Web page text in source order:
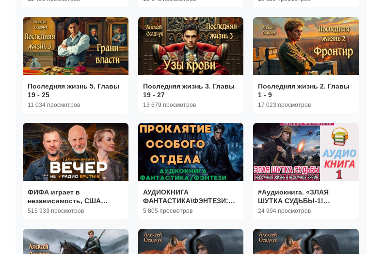
Последняя жизнь 5. Главы
19 - 25
11 034 просмотров
Последняя жизнь 3. Главы
19 - 27
13 679 просмотров
Последняя жизнь 2. Главы
1 - 9
17 023 просмотров
ФИФА играет в
независимость, США
снимают санкции с Турции
515 933 просмотров
АУДИОКНИГА
ФАНТАСТИКА\ФЭНТЕЗИ:
ПРОКЛЯТИЕ ОСОБОГО
5 805 просмотров
#Аудиокнига. «ЗЛАЯ
ШУТКА СУДЬБЫ-1!
Нескучная жизнь в
24 994 просмотров